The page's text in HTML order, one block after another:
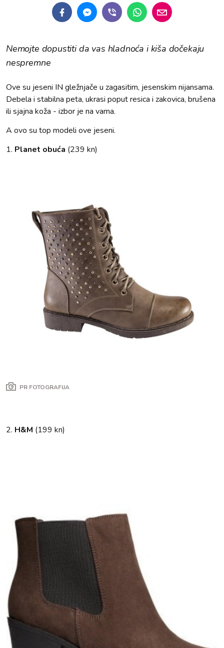
Nemojte dopustiti da vas hladnoća i kiša dočekaju
nespremne
Ove su jeseni IN gležnjače u zagasitim, jesenskim nijansama.
Debela i stabilna peta, ukrasi poput resica i zakovica, brušena
ili sjajna koža - izbor je na vama.
A ovo su top modeli ove jeseni.
1. Planet obuća (239 kn)
PR FOTOGRAFIJA
2. H&M (199 kn)